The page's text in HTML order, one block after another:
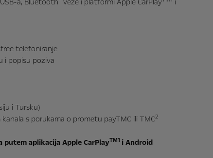
a, Bluetooth veze i platformi Apple CarPlay
i
telefoniranje
i popisu poziva
i Tursku)
s porukama o prometu payTMC ili TMC2
aplikacija Apple CarPlayTM1 i Android